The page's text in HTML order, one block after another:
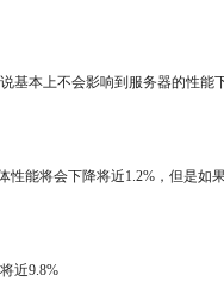
基本上不会影响到服务器的性能
能将会下降将近1.2%，但是如
近9.8%